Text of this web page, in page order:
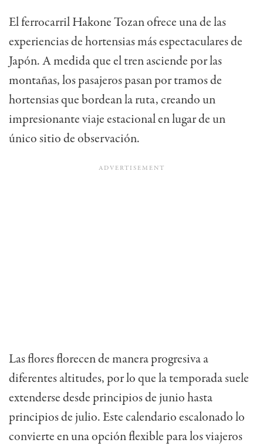
El ferrocarril Hakone Tozan ofrece una de las
experiencias de hortensias más espectaculares de
Japón. A medida que el tren asciende por las
montañas, los pasajeros pasan por tramos de
hortensias que bordean la ruta, creando un
impresionante viaje estacional en lugar de un
único sitio de observación.
Las flores florecen de manera progresiva a
diferentes altitudes, por lo que la temporada suele
extenderse desde principios de junio hasta
principios de julio. Este calendario escalonado lo
convierte en una opción flexible para los viajeros